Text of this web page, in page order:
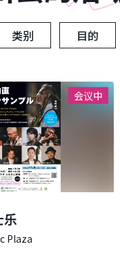
类别 目的
会议中
乐
Plaza